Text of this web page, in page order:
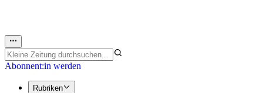
Abonnent:in werden
Rubriken